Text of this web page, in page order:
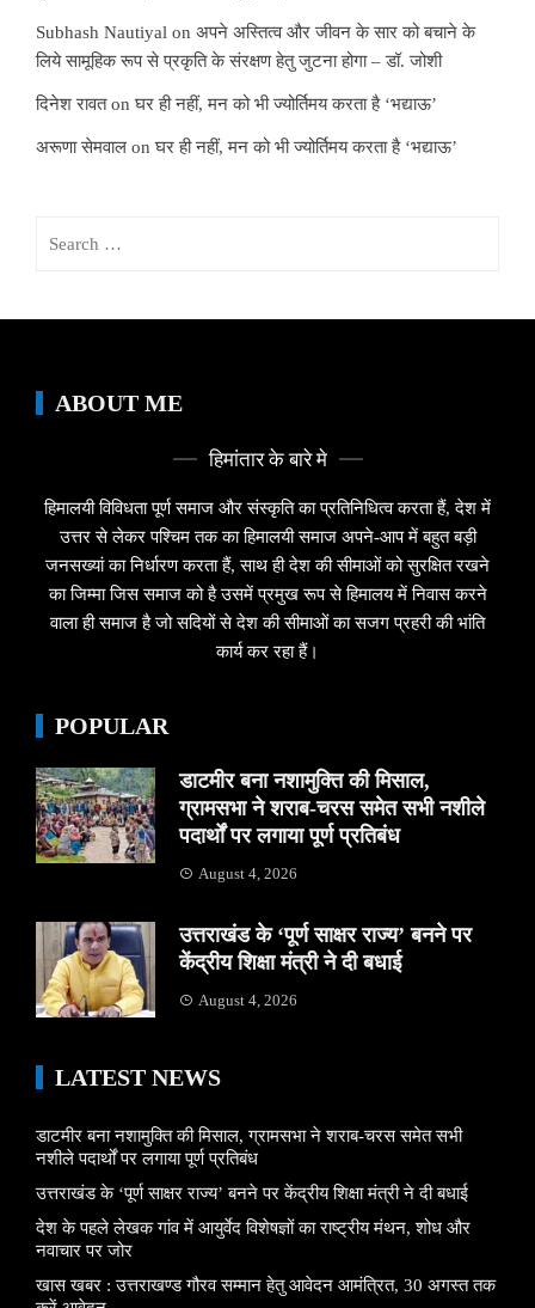
Subhash Nautiyal on अपने अस्तित्व और जीवन के सार को बचाने के
लिये सामूहिक रूप से प्रकृति के संरक्षण हेतु जुटना होगा – डॉ. जोशी
दिनेश रावतonघर ही नहीं, मन को भी ज्योर्तिमय करता है ‘भद्याऊ’
अरूणा सेमवाल onघर ही नहीं, मन को भी ज्योर्तिमय करता है ‘भद्याऊ’
ABOUT ME
हिमांतार के बारे मे
हिमालयी विविधता पूर्ण समाज और संस्कृति का प्रतिनिधित्व करता हैं, देश में
उत्तर से लेकर पश्चिम तक का हिमालयी समाज अपने-आप में बहुत बड़ी
जनसख्यां का निर्धारण करता हैं, साथ ही देश की सीमाओं को सुरक्षित रखने
का जिम्मा जिस समाज को है उसमें प्रमुख रूप से हिमालय में निवास करने
वाला ही समाज है जो सदियों से देश की सीमाओं का सजग प्रहरी की भांति
कार्य कर रहा हैं।
POPULAR
डाटमीर बना नशामुक्ति की मिसाल,
ग्रामसभा ने शराब-चरस समेत सभी नशीले
पदार्थों पर लगाया पूर्ण प्रतिबंध
August 4, 2026
उत्तराखंड के ‘पूर्ण साक्षर राज्य’ बनने पर
केंद्रीय शिक्षा मंत्री ने दी बधाई
August 4, 2026
LATEST NEWS
डाटमीर बना नशामुक्ति की मिसाल, ग्रामसभा ने शराब-चरस समेत सभी
नशीले पदार्थों पर लगाया पूर्ण प्रतिबंध
उत्तराखंड के ‘पूर्ण साक्षर राज्य’ बनने पर केंद्रीय शिक्षा मंत्री ने दी बधाई
देश के पहले लेखक गांव में आयुर्वेद विशेषज्ञों का राष्ट्रीय मंथन, शोध और
नवाचार पर जोर
खास खबर : उत्तराखण्ड गौरव सम्मान हेतु आवेदन आमंत्रित, 30 अगस्त तक